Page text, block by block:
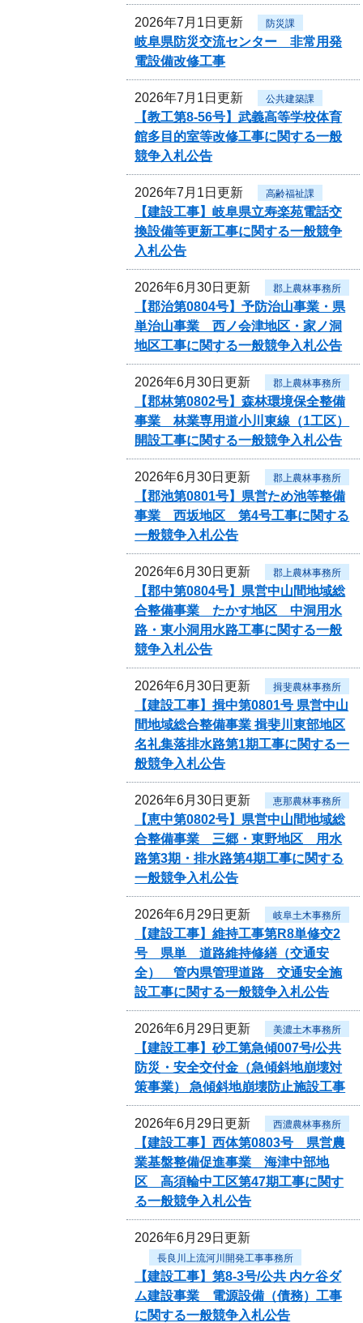
2026年7月1日更新 防災課
岐阜県防災交流センター 非常用発
電設備改修工事
2026年7月1日更新 公共建築課
【教工第8-56号】武義高等学校体育
館多目的室等改修工事に関する一般
競争入札公告
2026年7月1日更新 高齢福祉課
【建設工事】岐阜県立寿楽苑電話交
換設備等更新工事に関する一般競争
入札公告
2026年6月30日更新 郡上農林事務所
【郡治第0804号】予防治山事業・県
単治山事業 西ノ会津地区・家ノ洞
地区工事に関する一般競争入札公告
2026年6月30日更新 郡上農林事務所
【郡林第0802号】森林環境保全整備
事業 林業専用道小川東線（1工区）
開設工事に関する一般競争入札公告
2026年6月30日更新 郡上農林事務所
【郡池第0801号】県営ため池等整備
事業 西坂地区 第4号工事に関する
一般競争入札公告
2026年6月30日更新 郡上農林事務所
【郡中第0804号】県営中山間地域総
合整備事業 たかす地区 中洞用水
路・東小洞用水路工事に関する一般
競争入札公告
2026年6月30日更新 揖斐農林事務所
【建設工事】揖中第0801号 県営中山
間地域総合整備事業 揖斐川東部地区
名礼集落排水路第1期工事に関する一
般競争入札公告
2026年6月30日更新 恵那農林事務所
【恵中第0802号】県営中山間地域総
合整備事業 三郷・東野地区 用水
路第3期・排水路第4期工事に関する
一般競争入札公告
2026年6月29日更新 岐阜土木事務所
【建設工事】維持工事第R8単修交2
号 県単 道路維持修繕（交通安
全） 管内県管理道路 交通安全施
設工事に関する一般競争入札公告
2026年6月29日更新 美濃土木事務所
【建設工事】砂工第急傾007号/公共
防災・安全交付金（急傾斜地崩壊対
策事業） 急傾斜地崩壊防止施設工事
2026年6月29日更新 西濃農林事務所
【建設工事】西体第0803号 県営農
業基盤整備促進事業 海津中部地
区 高須輪中工区第47期工事に関す
る一般競争入札公告
2026年6月29日更新
長良川上流河川開発工事事務所
【建設工事】第8-3号/公共 内ケ谷ダ
ム建設事業 電源設備（債務）工事
に関する一般競争入札公告